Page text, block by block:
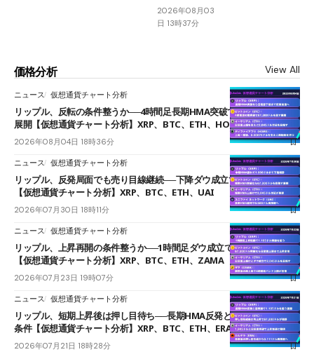
2026年08月03
日 13時37分
価格分析 View All
ニュース 仮想通貨チャート分析
リップル、反転の条件整うか──4時間足長期HMA突破で雲下端を目指す
展開【仮想通貨チャート分析】XRP、BTC、ETH、HOME
2026年08月04日 18時36分
ニュース 仮想通貨チャート分析
リップル、反発局面でも売り目線継続──下降ダウ成立で下値追う展開
【仮想通貨チャート分析】XRP、BTC、ETH、UAI
2026年07月30日 18時11分
ニュース 仮想通貨チャート分析
リップル、上昇再開の条件整うか──1時間足ダウ成立で1.185ドルを狙う
【仮想通貨チャート分析】XRP、BTC、ETH、ZAMA
2026年07月23日 19時07分
ニュース 仮想通貨チャート分析
リップル、短期上昇後は押し目待ち──長期HMA反発と雲上抜けが買い
条件【仮想通貨チャート分析】XRP、BTC、ETH、ERA
2026年07月21日 18時28分